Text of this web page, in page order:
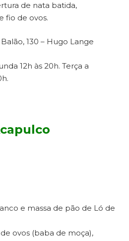
de nata batida,
fio de ovos.
130 – Hugo Lange
12h às 20h. Terça a
e massa de pão de Ló de
ovos (baba de moça),